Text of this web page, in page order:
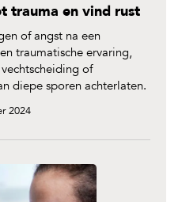
trauma en vind rust
of angst na een
traumatische ervaring,
of
diepe sporen achterlaten.
2024